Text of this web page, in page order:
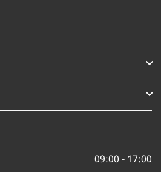


09:00 - 17:00